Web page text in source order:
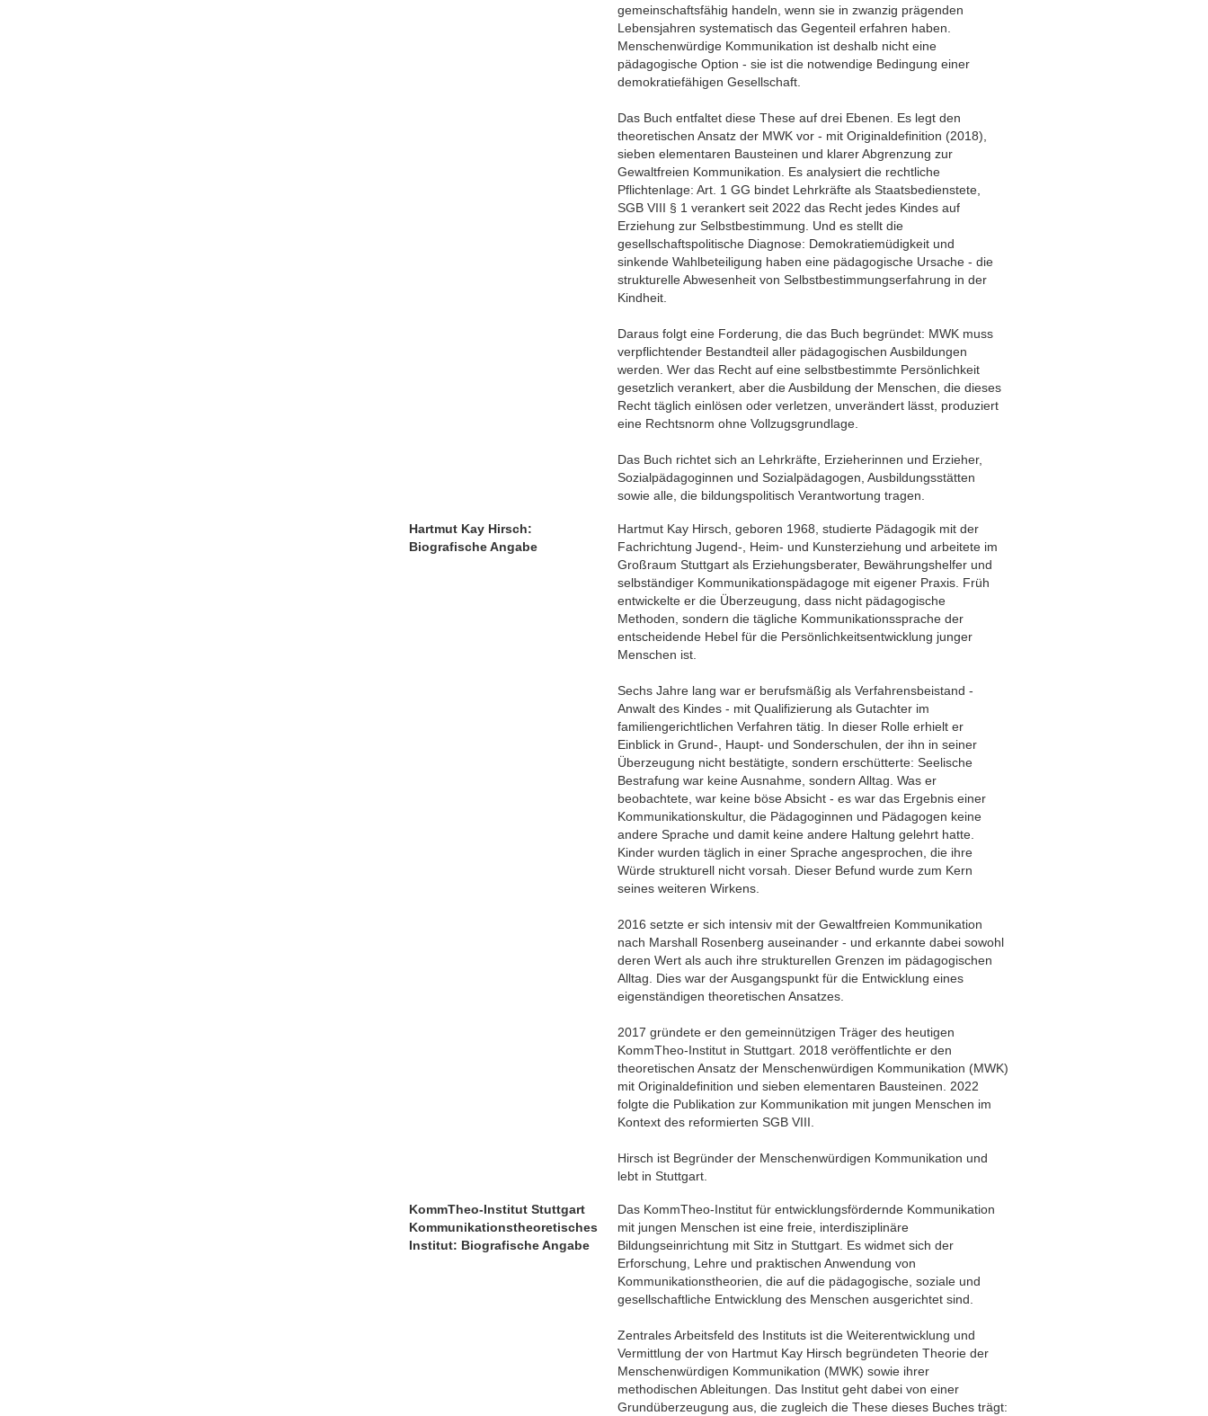
gemeinschaftsfähig handeln, wenn sie in zwanzig prägenden
Lebensjahren systematisch das Gegenteil erfahren haben.
Menschenwürdige Kommunikation ist deshalb nicht eine
pädagogische Option - sie ist die notwendige Bedingung einer
demokratiefähigen Gesellschaft.
Das Buch entfaltet diese These auf drei Ebenen. Es legt den
theoretischen Ansatz der MWK vor - mit Originaldefinition (2018),
sieben elementaren Bausteinen und klarer Abgrenzung zur
Gewaltfreien Kommunikation. Es analysiert die rechtliche
Pflichtenlage: Art. 1 GG bindet Lehrkräfte als Staatsbedienstete,
SGB VIII § 1 verankert seit 2022 das Recht jedes Kindes auf
Erziehung zur Selbstbestimmung. Und es stellt die
gesellschaftspolitische Diagnose: Demokratiemüdigkeit und
sinkende Wahlbeteiligung haben eine pädagogische Ursache - die
strukturelle Abwesenheit von Selbstbestimmungserfahrung in der
Kindheit.
Daraus folgt eine Forderung, die das Buch begründet: MWK muss
verpflichtender Bestandteil aller pädagogischen Ausbildungen
werden. Wer das Recht auf eine selbstbestimmte Persönlichkeit
gesetzlich verankert, aber die Ausbildung der Menschen, die dieses
Recht täglich einlösen oder verletzen, unverändert lässt, produziert
eine Rechtsnorm ohne Vollzugsgrundlage.
Das Buch richtet sich an Lehrkräfte, Erzieherinnen und Erzieher,
Sozialpädagoginnen und Sozialpädagogen, Ausbildungsstätten
sowie alle, die bildungspolitisch Verantwortung tragen.
Hartmut Kay Hirsch:
Biografische Angabe
Hartmut Kay Hirsch, geboren 1968, studierte Pädagogik mit der
Fachrichtung Jugend-, Heim- und Kunsterziehung und arbeitete im
Großraum Stuttgart als Erziehungsberater, Bewährungshelfer und
selbständiger Kommunikationspädagoge mit eigener Praxis. Früh
entwickelte er die Überzeugung, dass nicht pädagogische
Methoden, sondern die tägliche Kommunikationssprache der
entscheidende Hebel für die Persönlichkeitsentwicklung junger
Menschen ist.
Sechs Jahre lang war er berufsmäßig als Verfahrensbeistand -
Anwalt des Kindes - mit Qualifizierung als Gutachter im
familiengerichtlichen Verfahren tätig. In dieser Rolle erhielt er
Einblick in Grund-, Haupt- und Sonderschulen, der ihn in seiner
Überzeugung nicht bestätigte, sondern erschütterte: Seelische
Bestrafung war keine Ausnahme, sondern Alltag. Was er
beobachtete, war keine böse Absicht - es war das Ergebnis einer
Kommunikationskultur, die Pädagoginnen und Pädagogen keine
andere Sprache und damit keine andere Haltung gelehrt hatte.
Kinder wurden täglich in einer Sprache angesprochen, die ihre
Würde strukturell nicht vorsah. Dieser Befund wurde zum Kern
seines weiteren Wirkens.
2016 setzte er sich intensiv mit der Gewaltfreien Kommunikation
nach Marshall Rosenberg auseinander - und erkannte dabei sowohl
deren Wert als auch ihre strukturellen Grenzen im pädagogischen
Alltag. Dies war der Ausgangspunkt für die Entwicklung eines
eigenständigen theoretischen Ansatzes.
2017 gründete er den gemeinnützigen Träger des heutigen
KommTheo-Institut in Stuttgart. 2018 veröffentlichte er den
theoretischen Ansatz der Menschenwürdigen Kommunikation (MWK)
mit Originaldefinition und sieben elementaren Bausteinen. 2022
folgte die Publikation zur Kommunikation mit jungen Menschen im
Kontext des reformierten SGB VIII.
Hirsch ist Begründer der Menschenwürdigen Kommunikation und
lebt in Stuttgart.
KommTheo-Institut Stuttgart
Kommunikationstheoretisches
Institut: Biografische Angabe
Das KommTheo-Institut für entwicklungsfördernde Kommunikation
mit jungen Menschen ist eine freie, interdisziplinäre
Bildungseinrichtung mit Sitz in Stuttgart. Es widmet sich der
Erforschung, Lehre und praktischen Anwendung von
Kommunikationstheorien, die auf die pädagogische, soziale und
gesellschaftliche Entwicklung des Menschen ausgerichtet sind.
Zentrales Arbeitsfeld des Instituts ist die Weiterentwicklung und
Vermittlung der von Hartmut Kay Hirsch begründeten Theorie der
Menschenwürdigen Kommunikation (MWK) sowie ihrer
methodischen Ableitungen. Das Institut geht dabei von einer
Grundüberzeugung aus, die zugleich die These dieses Buches trägt: